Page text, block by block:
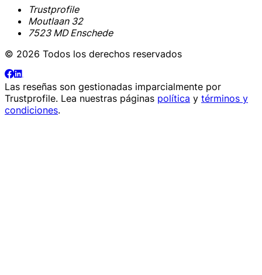
Trustprofile
Moutlaan 32
7523 MD Enschede
© 2026 Todos los derechos reservados
Las reseñas son gestionadas imparcialmente por
Trustprofile. Lea nuestras páginas política y términos y
condiciones.